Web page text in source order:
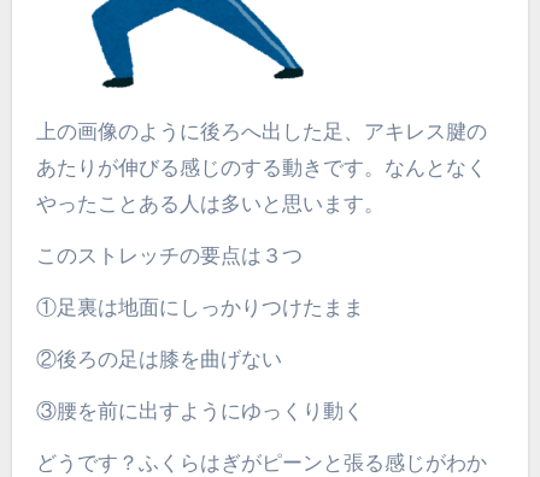
上の画像のように後ろへ出した足、アキレス腱の
あたりが伸びる感じのする動きです。なんとなく
やったことある人は多いと思います。
このストレッチの要点は３つ
①足裏は地面にしっかりつけたまま
②後ろの足は膝を曲げない
③腰を前に出すようにゆっくり動く
どうです？ふくらはぎがピーンと張る感じがわか